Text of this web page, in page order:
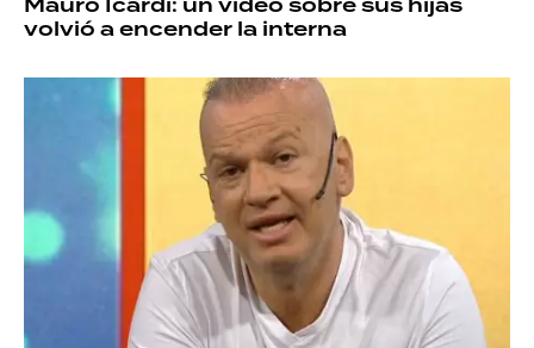
Mauro Icardi: un video sobre sus hijas
volvió a encender la interna